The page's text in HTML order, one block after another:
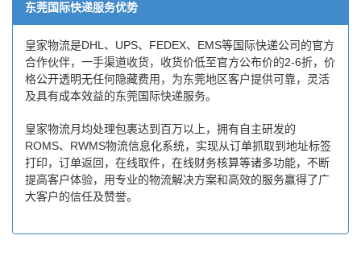
东莞国际快递服务优势
皇家物流是DHL、UPS、FEDEX、EMS等国际快递公司的官方
合作伙伴，一手渠道收货，收货价低至官方公布价的2-6折，价
格公开透明无任何隐藏费用，为东莞地区客户提供可靠，灵活
及具有成本效益的东莞国际快递服务。
皇家物流月均处理包裹达到百万以上，拥有自主研发的
ROMS、RWMS物流信息化系统，实现从订单抓取到地址标签
打印，订单返回，在线取件，在线财务核算等诸多功能，不断
提高客户体验，用专业的物流解决方案和高效的服务赢得了广
大客户的信任及赞誉。